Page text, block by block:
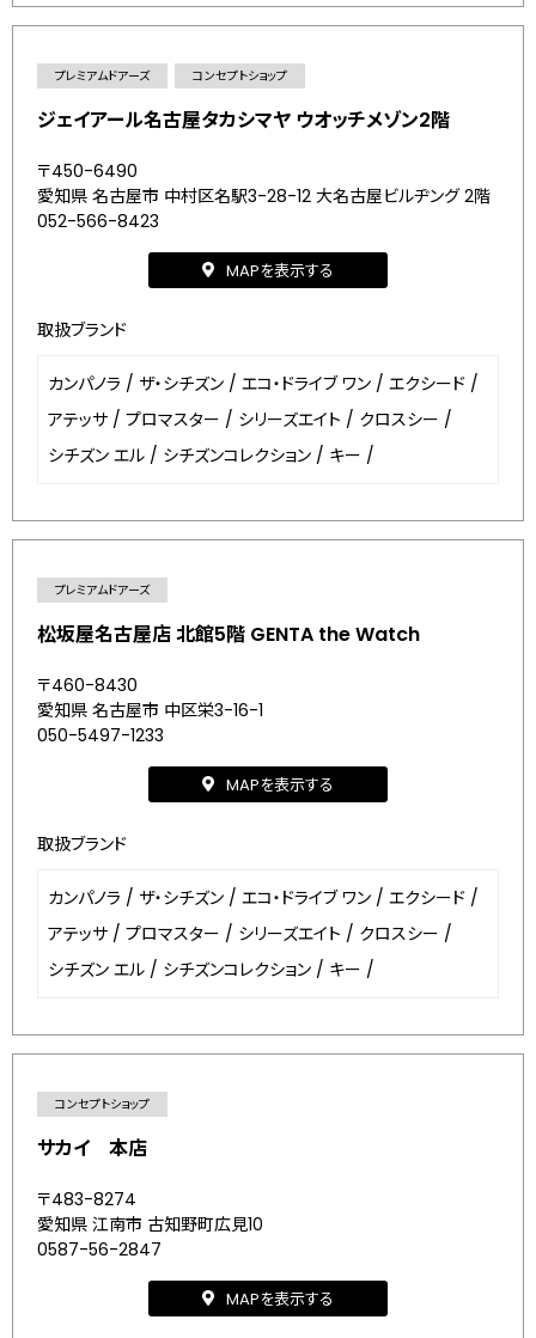
プレミアムドアーズ コンセプトショップ
ジェイアール名古屋タカシマヤ ウオッチメゾン2階
〒450-6490
愛知県 名古屋市 中村区名駅3-28-12 大名古屋ビルヂング 2階
052-566-8423
MAPを表示する
取扱ブランド
カンパノラ / ザ・シチズン / エコ・ドライブ ワン / エクシード /
アテッサ / プロマスター / シリーズエイト / クロスシー /
シチズン エル / シチズンコレクション / キー /
プレミアムドアーズ
松坂屋名古屋店 北館5階 GENTA the Watch
〒460-8430
愛知県 名古屋市 中区栄3-16-1
050-5497-1233
MAPを表示する
取扱ブランド
カンパノラ / ザ・シチズン / エコ・ドライブ ワン / エクシード /
アテッサ / プロマスター / シリーズエイト / クロスシー /
シチズン エル / シチズンコレクション / キー /
コンセプトショップ
サカイ 本店
〒483-8274
愛知県 江南市 古知野町広見10
0587-56-2847
MAPを表示する